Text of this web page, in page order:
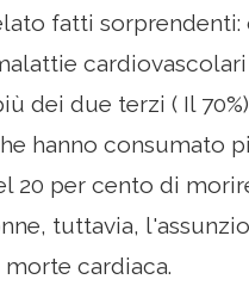
fatti
dei due terzi ( Il
hanno consumato
20 per cento di
tuttavia,
cardiaca.